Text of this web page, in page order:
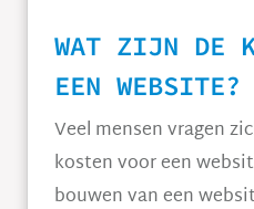
WAT ZIJN DE
EEN WEBSITE?
Veel mensen vragen
kosten voor een
bouwen van een